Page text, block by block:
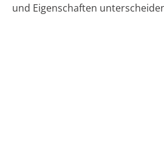
und Eigenschaften